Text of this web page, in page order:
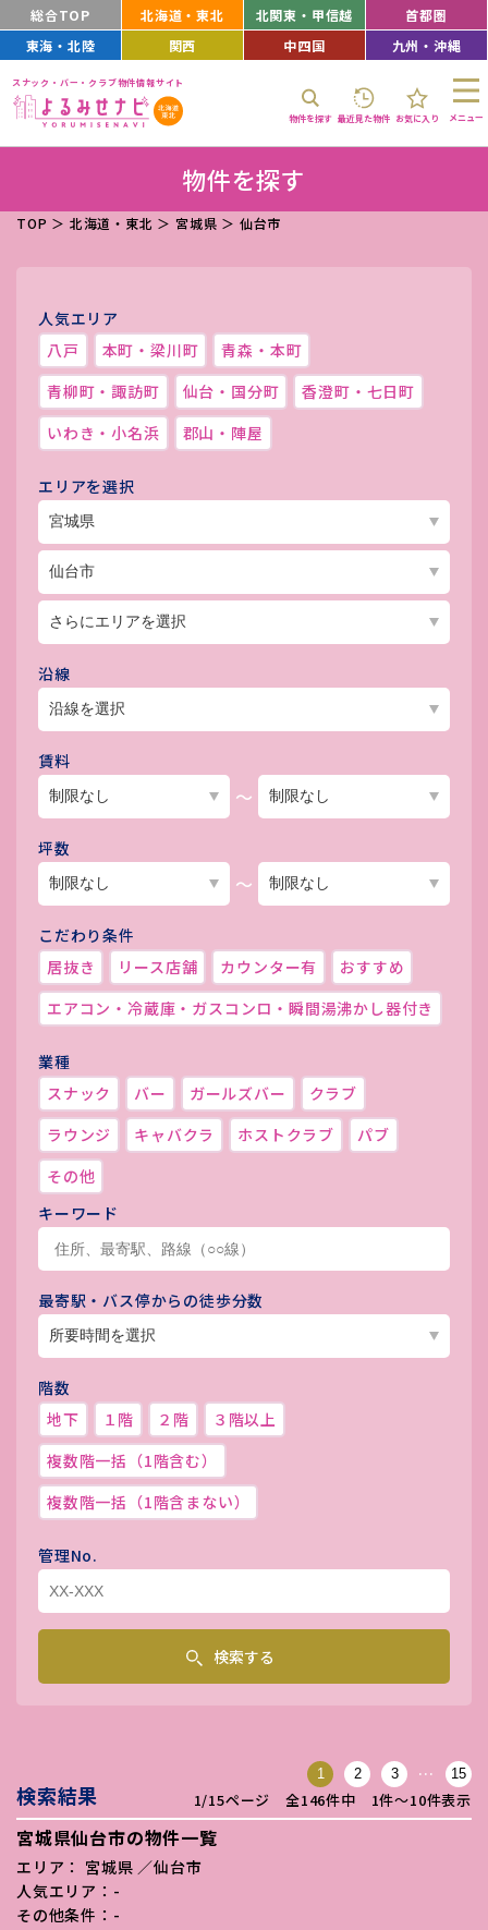
総合TOP 北海道・東北 北関東・甲信越
首都圏
東海・北陸
関西 中四国 九州・沖縄
スナック・バー・クラブ物件情報サイト
物件を探す 最近見た物件 お気に入り メニュー
物件を探す
TOP ＞ 北海道・東北 ＞ 宮城県 ＞ 仙台市
人気エリア
八戸
本町・梁川町
青森・本町
青柳町・諏訪町
仙台・国分町
香澄町・七日町
いわき・小名浜
郡山・陣屋
エリアを選択
沿線
賃料
～
坪数
～
こだわり条件
居抜き
リース店舗 カウンター有
おすすめ
エアコン・冷蔵庫・ガスコンロ・瞬間湯沸かし器付き
業種
スナック
バー ガールズバー
クラブ
ラウンジ
キャバクラ ホストクラブ
パブ
その他
キーワード
最寄駅・バス停からの徒歩分数
階数
地下
１階 ２階
３階以上
複数階一括（1階含む）
複数階一括（1階含まない）
管理No.
検索する
検索結果
1 2 3 … 15
1/15ページ 全146件中 1件〜10件表示
宮城県仙台市の物件一覧
エリア： 宮城県 ／仙台市
人気エリア：-
その他条件：-